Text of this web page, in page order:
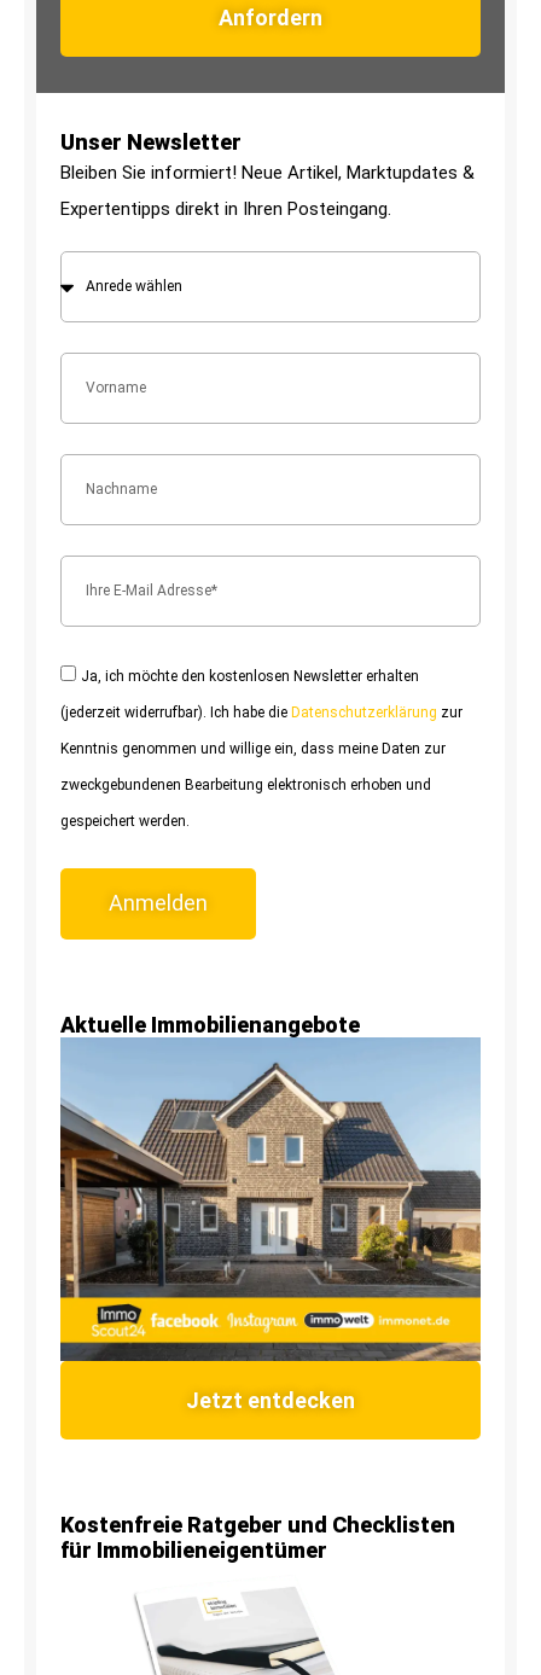
Anfordern
Unser Newsletter
Bleiben Sie informiert! Neue Artikel, Marktupdates &
Expertentipps direkt in Ihren Posteingang.
Ja, ich möchte den kostenlosen Newsletter erhalten
(jederzeit widerrufbar). Ich habe die Datenschutzerklärung zur
Kenntnis genommen und willige ein, dass meine Daten zur
zweckgebundenen Bearbeitung elektronisch erhoben und
gespeichert werden.
Anmelden
Aktuelle Immobilienangebote
Jetzt entdecken
Kostenfreie Ratgeber und Checklisten
für Immobilieneigentümer